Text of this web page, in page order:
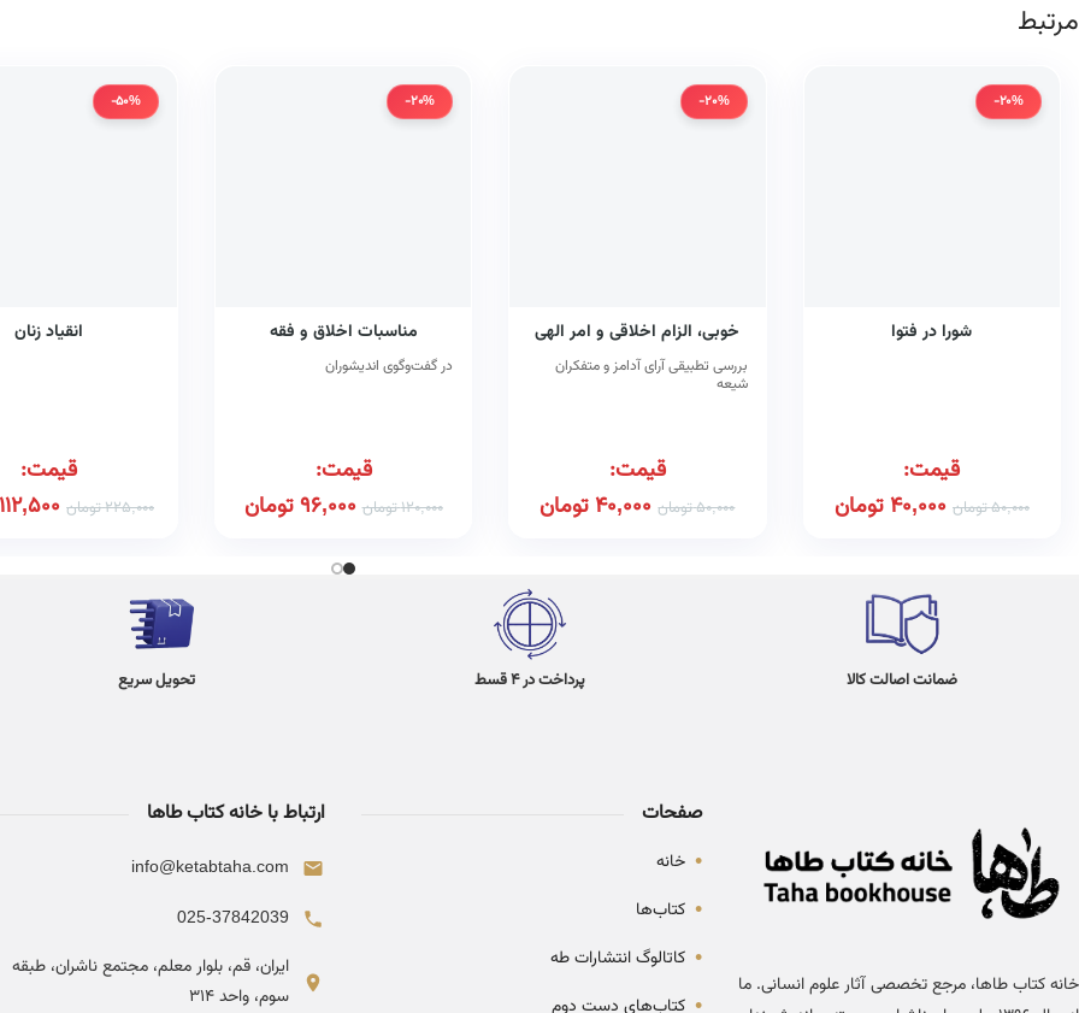
مرتبط
-20%
شورا در فتوا
قیمت:
50,000تومان 40,000تومان
-20%
خوبی، الزام اخلاقی و امر الهی
بررسی تطبیقی آرای آدامز و متفکران
شیعه
قیمت:
50,000تومان 40,000تومان
-20%
مناسبات اخلاق و فقه
در گفت‌وگوی اندیشوران
قیمت:
120,000تومان 96,000تومان
-50%
انقیاد زنان
قیمت:
225,000تومان 112,500
ضمانت اصالت کالا پرداخت در 4 قسط تحویل سریع
خانه کتاب طاها، مرجع تخصصی آثار علوم انسانی. ما
صفحات
• خانه
• کتاب‌ها
• کاتالوگ انتشارات طه
کتاب‌های دست دوم
ارتباط با خانه کتاب طاها
info@ketabtaha.com
025-37842039
ایران، قم، بلوار معلم، مجتمع ناشران، طبقه
سوم، واحد ۳۱۴